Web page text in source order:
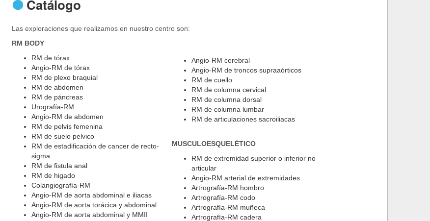
Catálogo
Las exploraciones que realizamos en nuestro centro son:
RM BODY
RM de tórax
Angio-RM de tórax
RM de plexo braquial
RM de abdomen
RM de páncreas
Urografía-RM
Angio-RM de abdomen
RM de pelvis femenina
RM de suelo pelvico
RM de estadificación de cancer de recto-
sigma
RM de fistula anal
RM de higado
Colangiografía-RM
Angio-RM de aorta abdominal e iliacas
Angio-RM de aorta torácica y abdominal
Angio-RM de aorta abdominal y MMII
Angio-RM cerebral
Angio-RM de troncos supraaórticos
RM de cuello
RM de columna cervical
RM de columna dorsal
RM de columna lumbar
RM de articulaciones sacroiliacas
MUSCULOESQUELÉTICO
RM de extremidad superior o inferior no
articular
Angio-RM arterial de extremidades
Artrografía-RM hombro
Artrografía-RM codo
Artrografía-RM muñeca
Artrografía-RM cadera